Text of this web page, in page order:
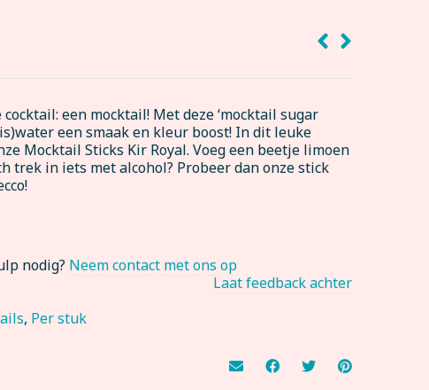
een mocktail! Met deze ‘mocktail sugar
een smaak en kleur boost! In dit leuke
Mocktail Sticks Kir Royal. Voeg een beetje limoen
trek in iets met alcohol? Probeer dan onze stick
nodig? Neem contact met ons op
Laat feedback achter
, Per stuk